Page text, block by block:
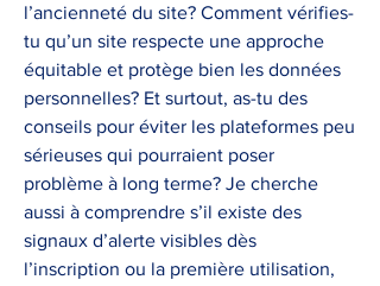
l’ancienneté du site? Comment vérifies-
tu qu’un site respecte une approche
équitable et protège bien les données
personnelles? Et surtout, as-tu des
conseils pour éviter les plateformes peu
sérieuses qui pourraient poser
problème à long terme? Je cherche
aussi à comprendre s’il existe des
signaux d’alerte visibles dès
l’inscription ou la première utilisation,